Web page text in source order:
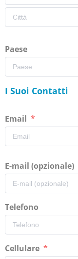
Paese
I Suoi Contatti
Email
E-mail (opzionale)
Telefono
Cellulare